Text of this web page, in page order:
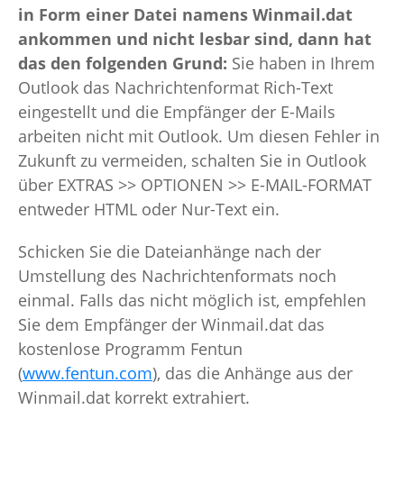
in Form einer Datei namens Winmail.dat
ankommen und nicht lesbar sind, dann hat
das den folgenden Grund: Sie haben in Ihrem
Outlook das Nachrichtenformat Rich-Text
eingestellt und die Empfänger der E-Mails
arbeiten nicht mit Outlook. Um diesen Fehler in
Zukunft zu vermeiden, schalten Sie in Outlook
über EXTRAS >> OPTIONEN >> E-MAIL-FORMAT
entweder HTML oder Nur-Text ein.
Schicken Sie die Dateianhänge nach der
Umstellung des Nachrichtenformats noch
einmal. Falls das nicht möglich ist, empfehlen
Sie dem Empfänger der Winmail.dat das
kostenlose Programm Fentun
(www.fentun.com), das die Anhänge aus der
Winmail.dat korrekt extrahiert.